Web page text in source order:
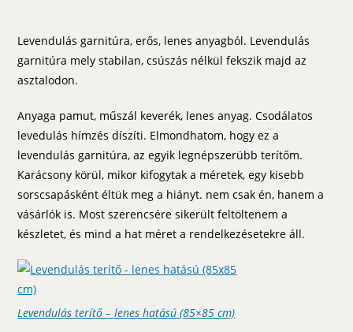
Levendulás garnitúra, erős, lenes anyagból. Levendulás
garnitúra mely stabilan, csúszás nélkül fekszik majd az
asztalodon.
Anyaga pamut, műszál keverék, lenes anyag. Csodálatos
levedulás hímzés díszíti. Elmondhatom, hogy ez a
levendulás garnitúra, az egyik legnépszerübb terítőm.
Karácsony körül, mikor kifogytak a méretek, egy kisebb
sorscsapásként éltük meg a hiányt. nem csak én, hanem a
vásárlók is. Most szerencsére sikerült feltöltenem a
készletet, és mind a hat méret a rendelkezésetekre áll.
Levendulás terítő – lenes hatású (85×85 cm)